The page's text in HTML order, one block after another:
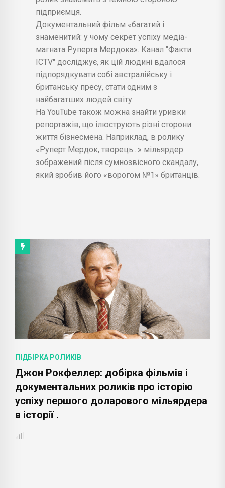
підприємця.
Документальний фільм «багатий і
знаменитий: у чому секрет успіху медіа-
магната Руперта Мердока». Канал "Факти
ICTV" досліджує, як цій людині вдалося
підпорядкувати собі австралійську і
британську пресу, стати одним з
найбагатших людей світу.
На YouTube також можна знайти уривки
репортажів, що ілюструють різні сторони
життя бізнесмена. Наприклад, в ролику
«Руперт Мердок, творець...» мільярдер
зображений після сумнозвісного скандалу,
який зробив його «ворогом №1» британців.
ПІДБІРКА РОЛИКІВ
Джон Рокфеллер: добірка фільмів і
документальних роликів про історію
успіху першого доларового мільярдера
в історії .